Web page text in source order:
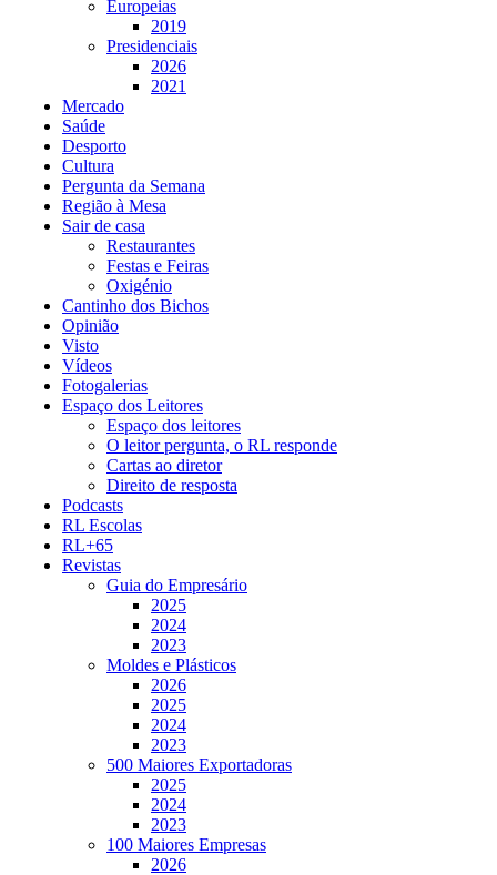
Europeias
2019
Presidenciais
2026
2021
Mercado
Saúde
Desporto
Cultura
Pergunta da Semana
Região à Mesa
Sair de casa
Restaurantes
Festas e Feiras
Oxigénio
Cantinho dos Bichos
Opinião
Visto
Vídeos
Fotogalerias
Espaço dos Leitores
Espaço dos leitores
O leitor pergunta, o RL responde
Cartas ao diretor
Direito de resposta
Podcasts
RL Escolas
RL+65
Revistas
Guia do Empresário
2025
2024
2023
Moldes e Plásticos
2026
2025
2024
2023
500 Maiores Exportadoras
2025
2024
2023
100 Maiores Empresas
2026